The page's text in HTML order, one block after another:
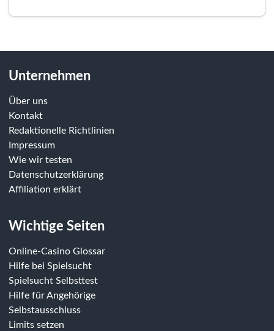
Unternehmen
Über uns
Kontakt
Redaktionelle Richtlinien
Impressum
Wie wir testen
Datenschutzerklärung
Affiliation erklärt
Wichtige Seiten
Online-Casino Glossar
Hilfe bei Spielsucht
Spielsucht Selbsttest
Hilfe für Angehörige
Selbstausschluss
Limits setzen